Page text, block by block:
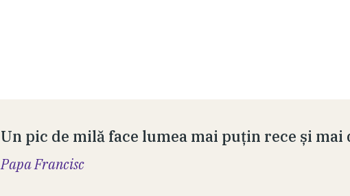
Un pic de milă face lumea mai puțin rece și mai
Papa Francisc